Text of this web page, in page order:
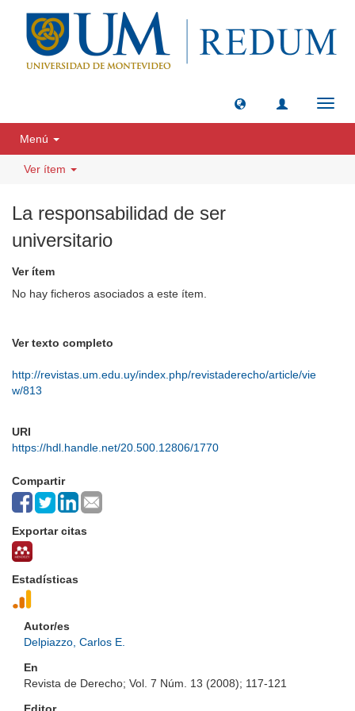
Menú
Ver ítem
La responsabilidad de ser
universitario
Ver ítem
No hay ficheros asociados a este ítem.
Ver texto completo
http://revistas.um.edu.uy/index.php/revistaderecho/article/vie
w/813
URI
https://hdl.handle.net/20.500.12806/1770
Compartir
Exportar citas
Estadísticas
Autor/es
Delpiazzo, Carlos E.
En
Revista de Derecho; Vol. 7 Núm. 13 (2008); 117-121